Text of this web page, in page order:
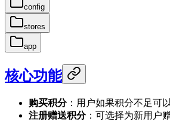
config
stores
app
核心功能
购买积分：用户如果积分不足可
注册赠送积分：可选择为新用户